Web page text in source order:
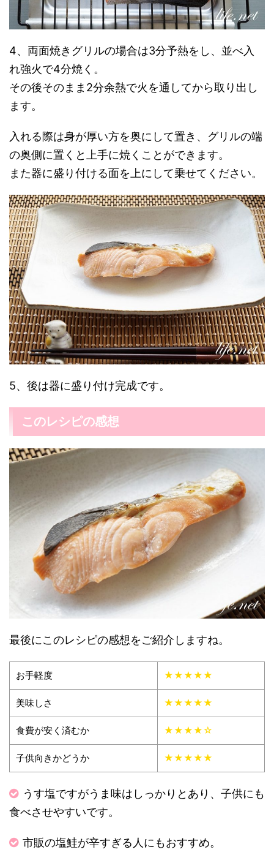
4、両面焼きグリルの場合は3分予熱をし、並べ入
れ強火で4分焼く。
その後そのまま2分余熱で火を通してから取り出し
ます。
入れる際は身が厚い方を奥にして置き、グリルの端
の奥側に置くと上手に焼くことができます。
また器に盛り付ける面を上にして乗せてください。
5、後は器に盛り付け完成です。
このレシピの感想
最後にこのレシピの感想をご紹介しますね。
お手軽度 ★★★★★
美味しさ ★★★★★
食費が安く済むか ★★★★☆
子供向きかどうか ★★★★★
うす塩ですがうま味はしっかりとあり、子供にも
食べさせやすいです。
市販の塩鮭が辛すぎる人にもおすすめ。